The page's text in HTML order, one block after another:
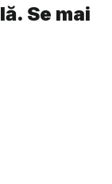
Se mai